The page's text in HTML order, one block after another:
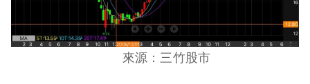
來源：三竹股市